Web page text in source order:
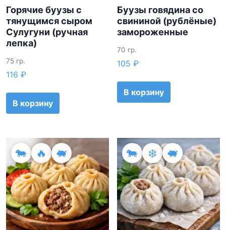
Горячие буузы с
тянущимся сыром
Сулугуни (ручная
лепка)
75 гр.
116 ₽
В корзину
Буузы говядина со
свининой (рублёные)
замороженные
70 гр.
105₽
В корзину
🐄 🔥 🐖 🐄 ❄️ 🐖